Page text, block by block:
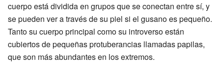
cuerpo está dividida en grupos que se conectan entre sí, y
se pueden ver a través de su piel si el gusano es pequeño.
Tanto su cuerpo principal como su introverso están
cubiertos de pequeñas protuberancias llamadas papilas,
que son más abundantes en los extremos.